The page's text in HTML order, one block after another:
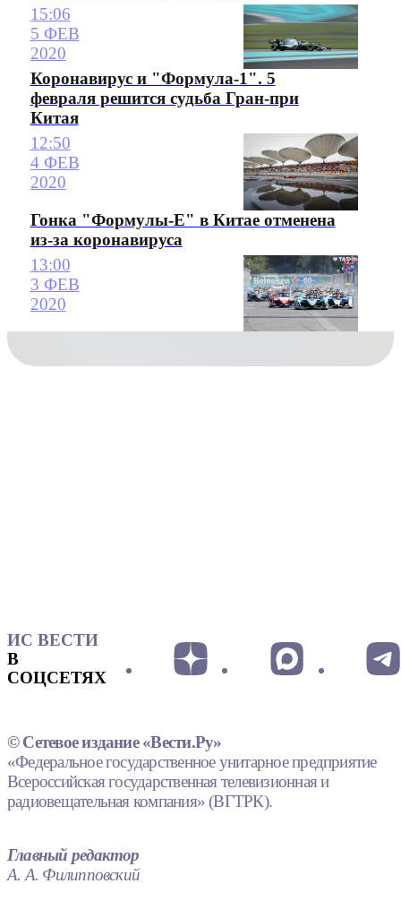
15:06
5 ФЕВ
2020
Коронавирус и "Формула-1". 5
февраля решится судьба Гран-при
Китая
12:50
4 ФЕВ
2020
Гонка "Формулы-Е" в Китае отменена
из-за коронавируса
13:00
3 ФЕВ
2020
ИС ВЕСТИ
В
СОЦСЕТЯХ
© Сетевое издание «Вести.Ру»
«Федеральное государственное унитарное предприятие
Всероссийская государственная телевизионная и
радиовещательная компания» (ВГТРК).
Главный редактор
А. А. Филипповский